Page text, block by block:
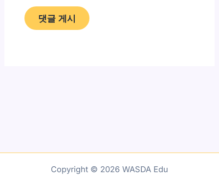
Copyright © 2026 WASDA Edu